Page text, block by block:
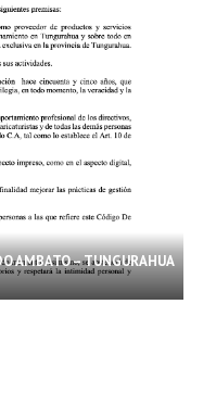
AMBATO – TUNGURAHUA